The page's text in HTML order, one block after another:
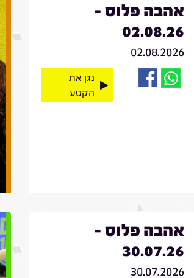
אהבה פלוס -
02.08.26
02.08.2026
נגן את
הקטע
אהבה פלוס -
30.07.26
30.07.2026